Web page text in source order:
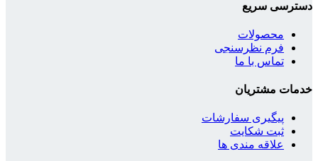
دسترسی سریع
محصولات
فرم نظرسنجی
تماس با ما
خدمات مشتریان
پیگیری سفارشات
ثبت شکایت
علاقه مندی ها